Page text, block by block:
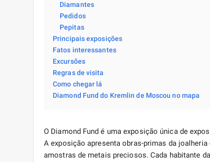
Diamantes
Pedidos
Pepitas
Principais exposições
Fatos interessantes
Excursões
Regras de visita
Como chegar lá
Diamond Fund do Kremlin de Moscou no mapa
O Diamond Fund é uma exposição única de
A exposição apresenta obras-primas da
amostras de metais preciosos. Cada habitante